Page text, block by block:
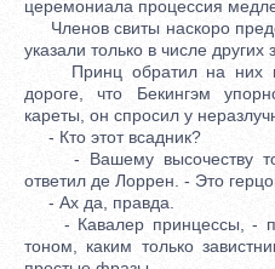
церемониала процессия
Членов свиты наскоро
указали только в числе других
Принц обратил на них
дороге, что Бекингэм
кареты, он спросил у
- Кто этот всадник?
- Вашему высочеству
ответил де Лоррен. - Это
- Ах да, правда.
- Кавалер принцессы, -
тоном, каким только